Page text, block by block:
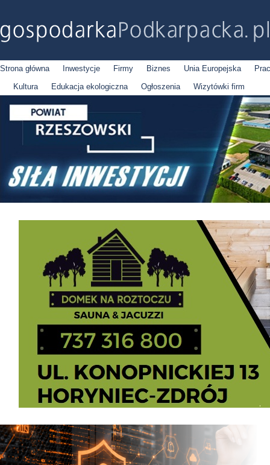
Strona główna Inwestycje Firmy Biznes Unia Europejska
Kultura
Edukacja ekologiczna Ogłoszenia Wizytówki firm